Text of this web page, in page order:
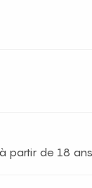
partir de 18